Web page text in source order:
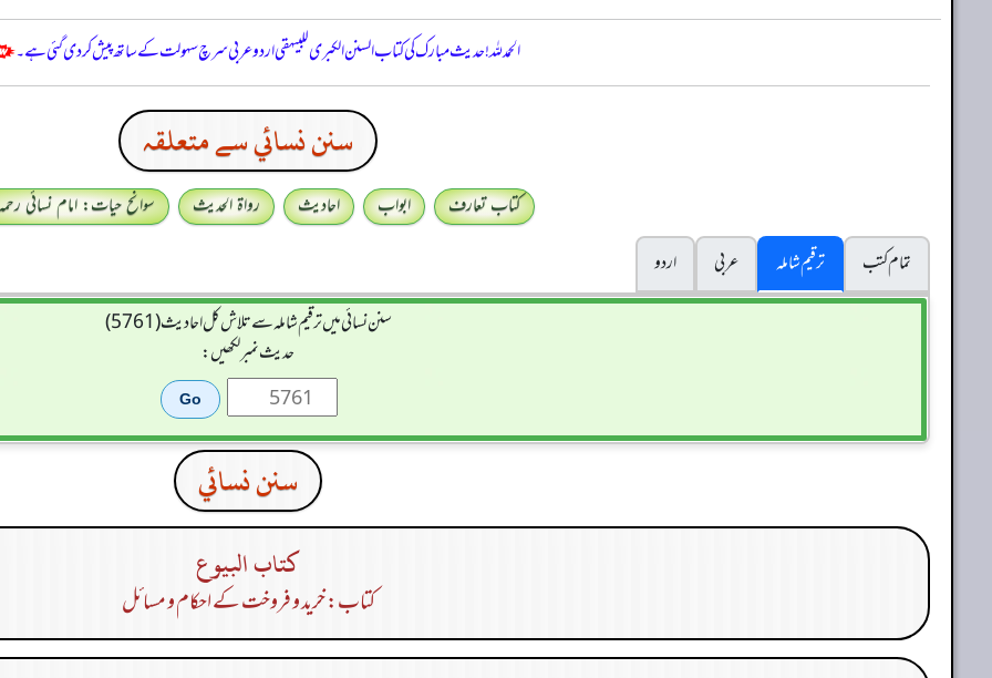
الحمدللہ! حدیث مبارک کی کتاب السنن الكبرى للبيهقي اردو عربی سرچ سہولت کے ساتھ پیش کر دی گئی ہے۔
سنن نسائي سے متعلقہ
کتاب تعارف ابواب احادیث رواۃ الحدیث
سوانح حیات: امام نسائی
تمام کتب
ترقیم شاملہ عربی
اردو
سنن نسائی میں ترقیم شاملہ سے تلاش کل احادیث (5761)
حدیث نمبر لکھیں:
سنن نسائي
كتاب البيوع
کتاب: خرید و فروخت کے احکام و مسائل